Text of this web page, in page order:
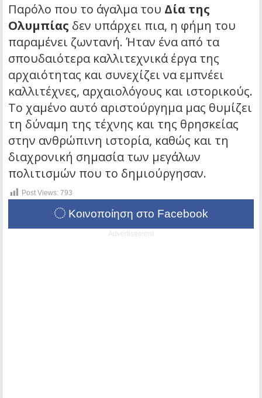
Παρόλο που το άγαλμα του Δία της
Ολυμπίας δεν υπάρχει πια, η φήμη του
παραμένει ζωντανή. Ήταν ένα από τα
σπουδαιότερα καλλιτεχνικά έργα της
αρχαιότητας και συνεχίζει να εμπνέει
καλλιτέχνες, αρχαιολόγους και ιστορικούς.
Το χαμένο αυτό αριστούργημα μας θυμίζει
τη δύναμη της τέχνης και της θρησκείας
στην ανθρώπινη ιστορία, καθώς και τη
διαχρονική σημασία των μεγάλων
πολιτισμών που το δημιούργησαν.
Post Views: 793
Κοινοποίηση στο Facebook
Advertisement